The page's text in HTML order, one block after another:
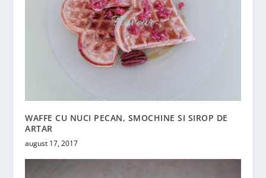
WAFFE CU NUCI PECAN, SMOCHINE SI SIROP DE
ARTAR
august 17, 2017